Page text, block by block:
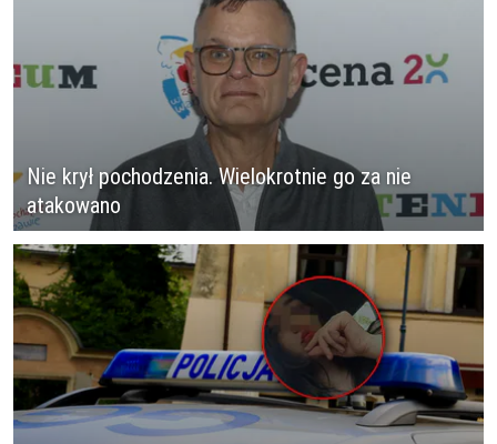
Nie krył pochodzenia. Wielokrotnie go za nie
atakowano